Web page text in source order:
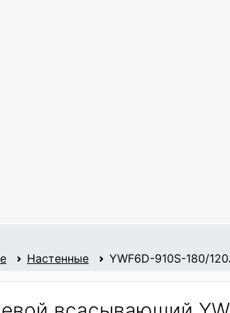
Настенные YWF6D-910S-180/